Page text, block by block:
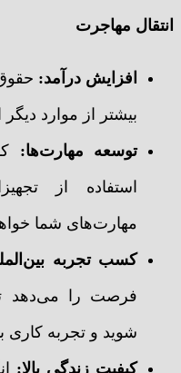
انتقال مهاجرت
افزایش درآمد:
بیشتر از موارد
توسعه مهارت‌ها:
استفاده از
مهارت‌های شما
کسب تجربه
فرصت را می‌دهد
شوید و تجربه کاری
کیفیت زندگی بالا: